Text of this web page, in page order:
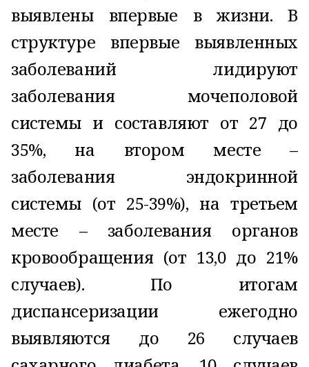
выявлены впервые в жизни. В
структуре впервые выявленных
заболеваний лидируют
заболевания мочеполовой
системы и составляют от 27 до
35%, на втором месте –
заболевания эндокринной
системы (от 25-39%), на третьем
месте – заболевания органов
кровообращения (от 13,0 до 21%
случаев). По итогам
диспансеризации ежегодно
выявляются до 26 случаев